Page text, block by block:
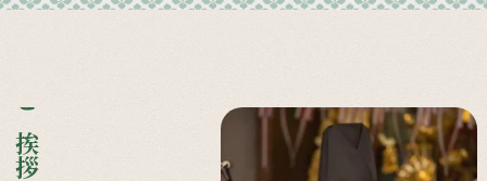
ご挨拶